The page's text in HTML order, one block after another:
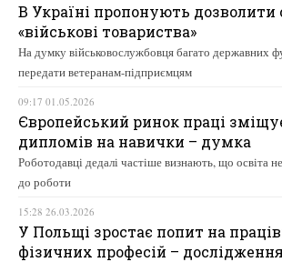
В Україні пропонують дозволити
«військові товариства»
На думку військовослужбовця багато державних
передати ветеранам-підприємцям
09:17 01.05.2026
Європейський ринок праці
дипломів на навички – думка
Роботодавці дедалі частіше визнають, що освіта
до роботи
15:28 26.03.2026
У Польщі зростає попит на
фізичних професій – дослідження